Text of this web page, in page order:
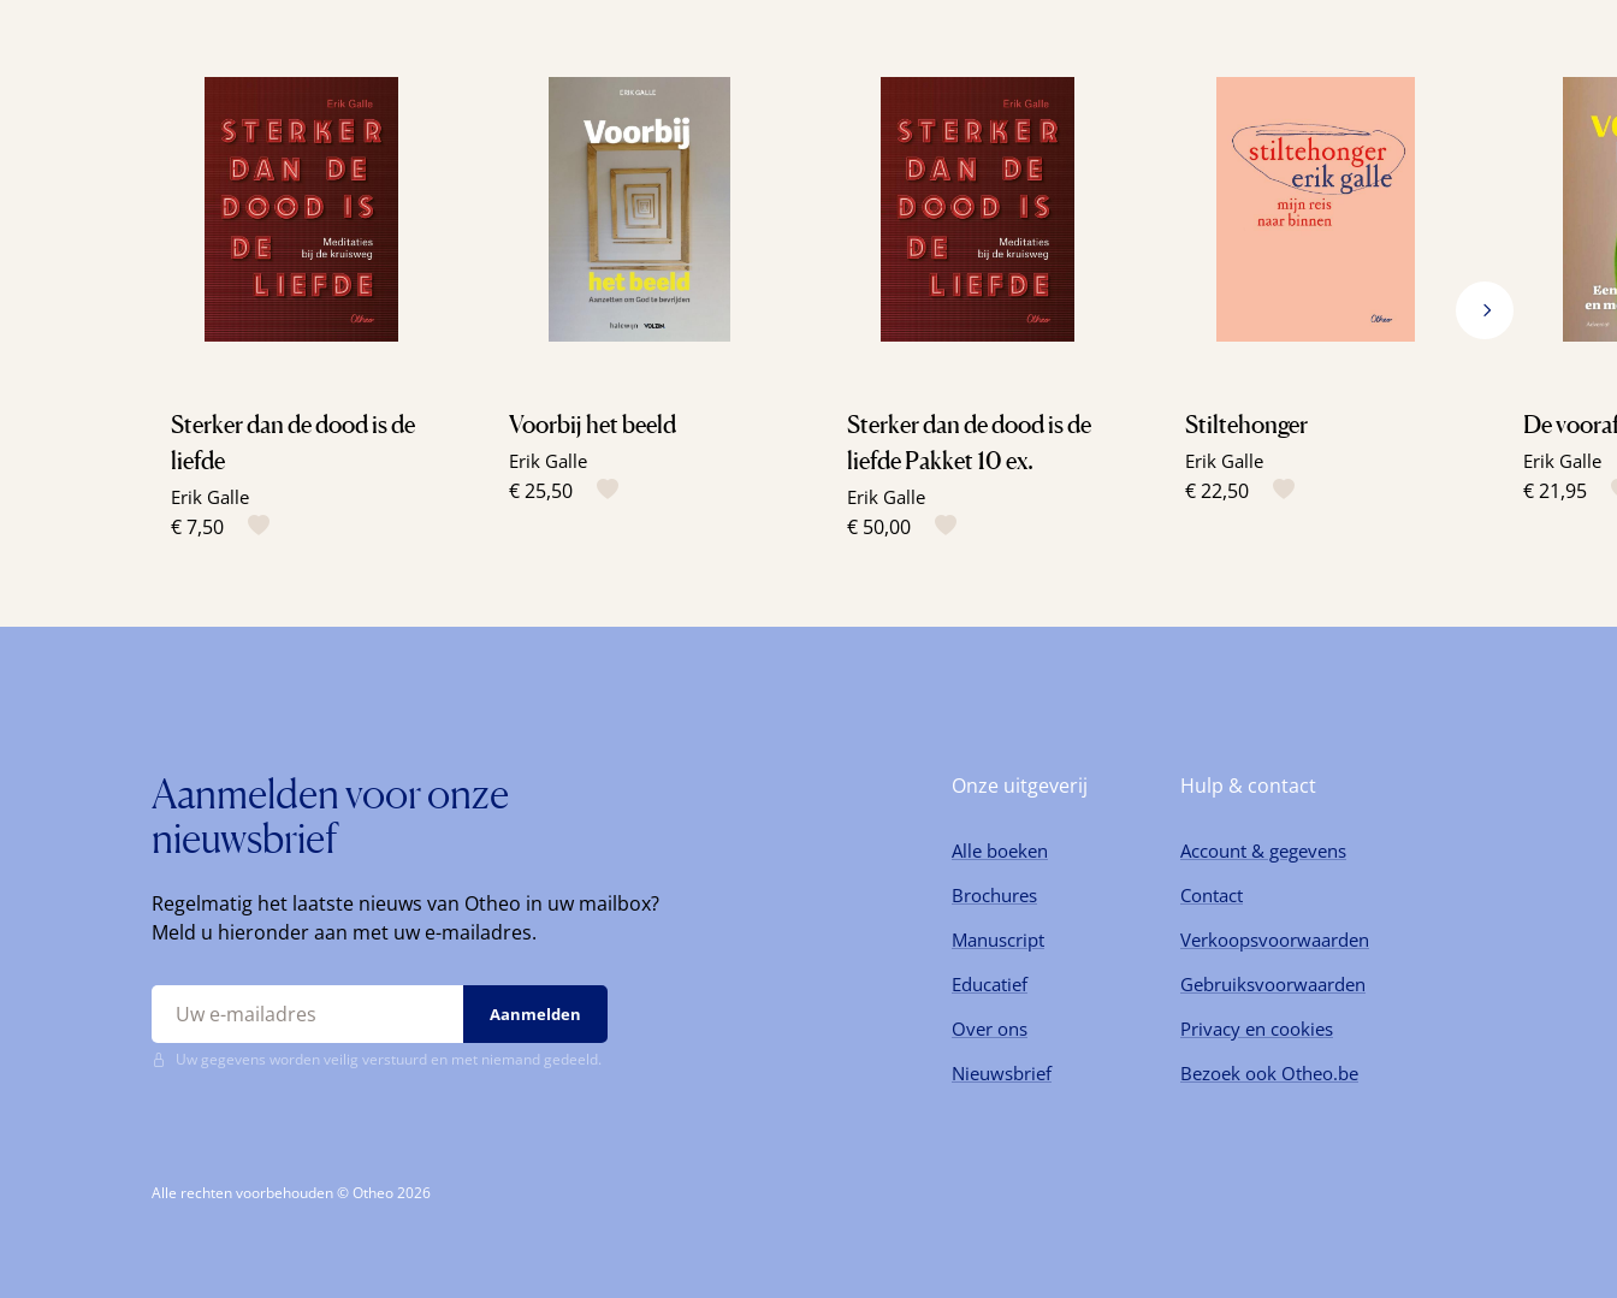
Sterker dan de dood is de
liefde
Erik Galle
€ 7,50
Voorbij het beeld
Erik Galle
€ 25,50
Sterker dan de dood is de
liefde Pakket 10 ex.
Erik Galle
€ 50,00
Stiltehonger
Erik Galle
€ 22,50
De
Erik Galle
€ 21,95
Aanmelden voor onze
nieuwsbrief
Regelmatig het laatste nieuws van Otheo in uw mailbox?
Meld u hieronder aan met uw e-mailadres.
Uw gegevens worden veilig verstuurd en met niemand gedeeld.
Onze uitgeverij
Alle boeken
Brochures
Manuscript
Educatief
Over ons
Nieuwsbrief
Hulp & contact
Account & gegevens
Contact
Verkoopsvoorwaarden
Gebruiksvoorwaarden
Privacy en cookies
Bezoek ook Otheo.be
Alle rechten voorbehouden © Otheo 2026